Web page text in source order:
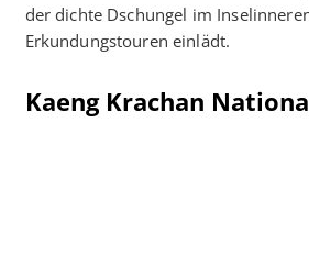
der dichte Dschungel im
Erkundungstouren einlädt.
Kaeng Krachan